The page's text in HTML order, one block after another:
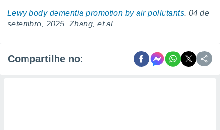
Lewy body dementia promotion by air pollutants. 04 de
setembro, 2025. Zhang, et al.
Compartilhe no: